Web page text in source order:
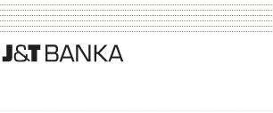
MAKRO: STÁTNÍ ROZPOČET ZA 1Q V